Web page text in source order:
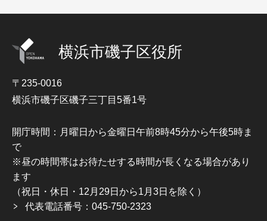
横浜市磯子区役所
〒235-0016
横浜市磯子区磯子三丁目5番1号
開庁時間：月曜日から金曜日午前8時45分から午後5時ま
で
※昼の時間帯はお待たせする時間が長くなる場合があり
ます
（祝日・休日・12月29日から1月3日を除く）
代表電話番号：045-750-2323